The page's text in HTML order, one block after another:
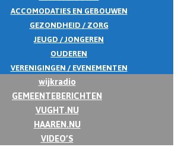
ACCOMODATIES EN GEBOUWEN
GEZONDHEID / ZORG
JEUGD / JONGEREN
OUDEREN
VERENIGINGEN / EVENEMENTEN
wijkradio
GEMEENTEBERICHTEN
VUGHT.NU
HAAREN.NU
VIDEO’S